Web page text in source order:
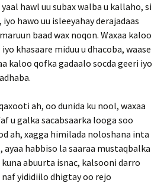
hawl uu subax walba u kallaho, si
hawo uu isleeyahay derajadaas
baad wax noqon. Waxaa kaloo
khasaare miduu u dhacoba, waase
kaloo qofka gadaalo socda geeri iyo
ah, oo dunida ku nool, waxaa
u galka sacabsaarka looga soo
ah, xagga himilada noloshana inta
ayaa habbiso la saaraa mustaqbalka
abuurta isnac, kalsooni darro
yididiilo dhigtay oo rejo